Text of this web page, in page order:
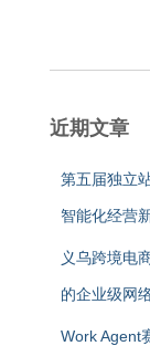
近期文章
第五届独立
智能化经营
义乌跨境电
的企业级网
Work Agent